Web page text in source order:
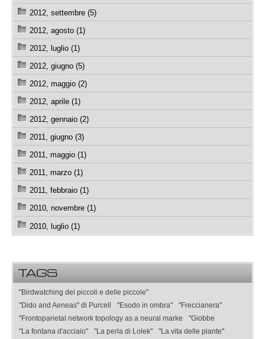
2012, settembre (5)
2012, agosto (1)
2012, luglio (1)
2012, giugno (5)
2012, maggio (2)
2012, aprile (1)
2012, gennaio (2)
2011, giugno (3)
2011, maggio (1)
2011, marzo (1)
2011, febbraio (1)
2010, novembre (1)
2010, luglio (1)
TAGS
"Birdwatching dei piccoli e delle piccole"
"Dido and Aeneas" di Purcell
"Esodo in ombra"
"Freccianera"
"Frontoparietal network topology as a neural marke
"Giobbe
"La fontana d'acciaio"
"La perla di Lolek" "La vita delle piante"